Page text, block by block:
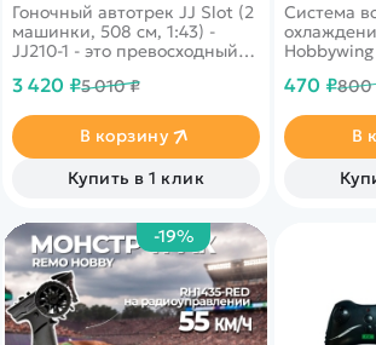
Гоночный автотрек JJ Slot (2
машинки, 508 см, 1:43) -
JJ210-1 - это превосходный
любителей
соревнований. Игра
способствует в развитии
внимательности, быстроты
реакции и точности
сборка, каждый кусок
трассы присоединяется
простым щелчком.
3 420 ₽5 010 ₽
В корзину
Купить в 1 клик
30820100
Система
470 ₽800
В
-19%